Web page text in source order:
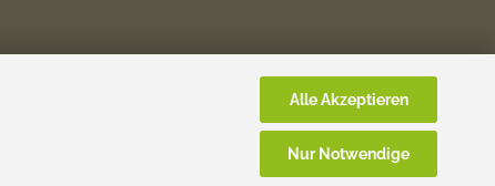
Alle Akzeptieren
Nur Notwendige